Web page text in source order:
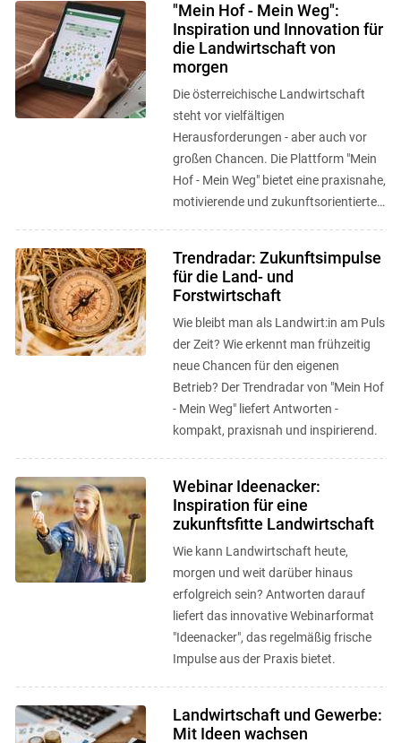
"Mein Hof - Mein Weg":
Inspiration und Innovation für
die Landwirtschaft von
morgen
Die österreichische Landwirtschaft
steht vor vielfältigen
Herausforderungen - aber auch vor
großen Chancen. Die Plattform "Mein
Hof - Mein Weg" bietet eine praxisnahe,
motivierende und zukunftsorientierte
Trendradar: Zukunftsimpulse
für die Land- und
Forstwirtschaft
Wie bleibt man als Landwirt:in am Puls
der Zeit? Wie erkennt man frühzeitig
neue Chancen für den eigenen
Betrieb? Der Trendradar von "Mein Hof
- Mein Weg" liefert Antworten -
kompakt, praxisnah und inspirierend.
Webinar Ideenacker:
Inspiration für eine
zukunftsfitte Landwirtschaft
Wie kann Landwirtschaft heute,
morgen und weit darüber hinaus
erfolgreich sein? Antworten darauf
liefert das innovative Webinarformat
"Ideenacker", das regelmäßig frische
Impulse aus der Praxis bietet.
Landwirtschaft und Gewerbe:
Mit Ideen wachsen